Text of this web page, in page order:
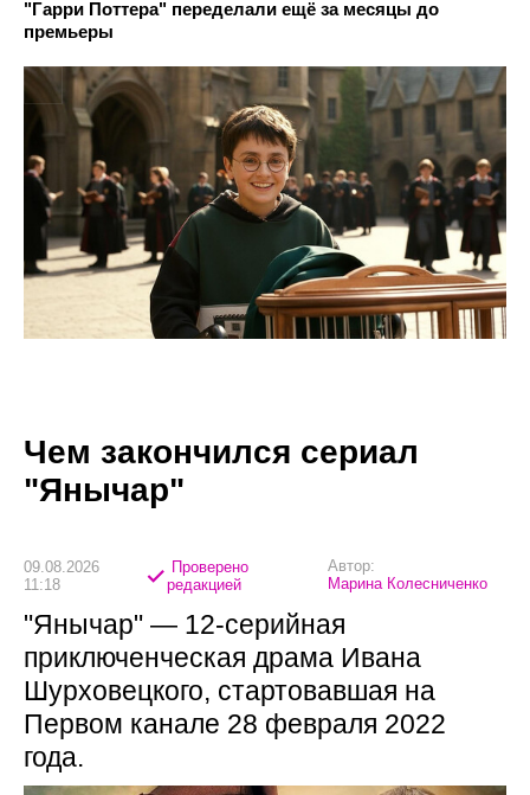
"Гарри Поттера" переделали ещё за месяцы до
премьеры
Чем закончился сериал
"Янычар"
09.08.2026
11:18
Проверено
редакцией
Автор:
Марина Колесниченко
"Янычар" — 12-серийная
приключенческая драма Ивана
Шурховецкого, стартовавшая на
Первом канале 28 февраля 2022
года.